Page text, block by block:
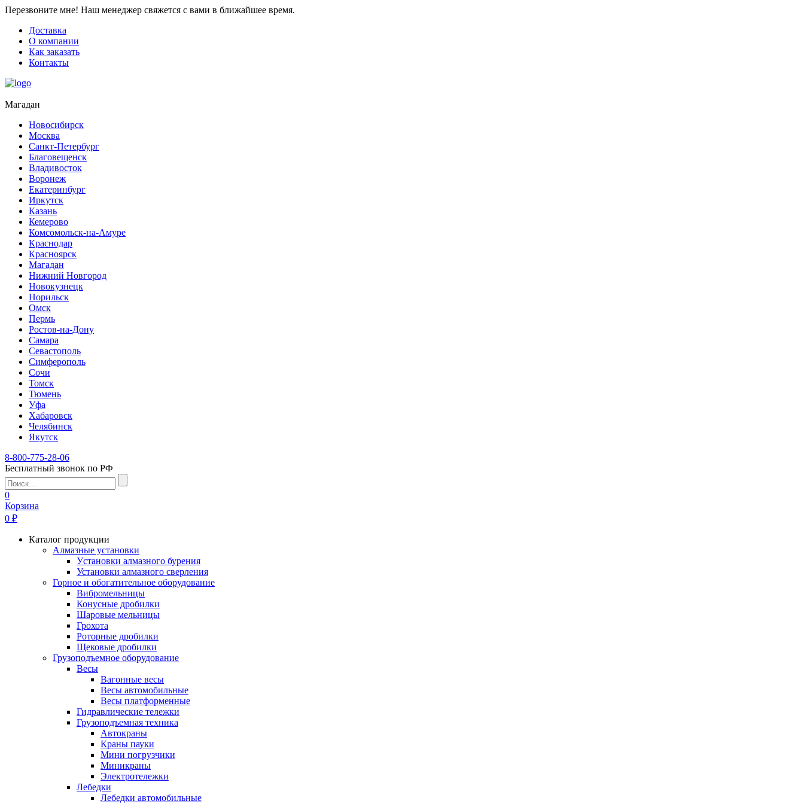
Перезвоните мне! Наш менеджер свяжется с вами в ближайшее время.
Доставка
О компании
Как заказать
Контакты
Магадан
Новосибирск
Москва
Санкт-Петербург
Благовещенск
Владивосток
Воронеж
Екатеринбург
Иркутск
Казань
Кемерово
Комсомольск-на-Амуре
Краснодар
Красноярск
Магадан
Нижний Новгород
Новокузнецк
Норильск
Омск
Пермь
Ростов-на-Дону
Самара
Севастополь
Симферополь
Сочи
Томск
Тюмень
Уфа
Хабаровск
Челябинск
Якутск
8-800-775-28-06
Бесплатный звонок по РФ
0
Корзина
0 ₽
Каталог продукции
Алмазные установки
Уcтановки алмазного бурения
Установки алмазного сверления
Горное и обогатительное оборудование
Вибромельницы
Конусные дробилки
Шаровые мельницы
Грохота
Роторные дробилки
Щековые дробилки
Грузоподъемное оборудование
Весы
Вагонные весы
Весы автомобильные
Весы платформенные
Гидравлические тележки
Грузоподъемная техника
Автокраны
Краны пауки
Мини погрузчики
Миникраны
Электротележки
Лебедки
Лебедки автомобильные